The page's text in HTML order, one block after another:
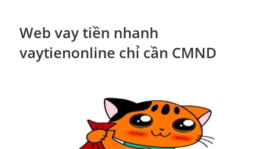
Web vay tiền nhanh
vaytienonline chỉ cần CMND